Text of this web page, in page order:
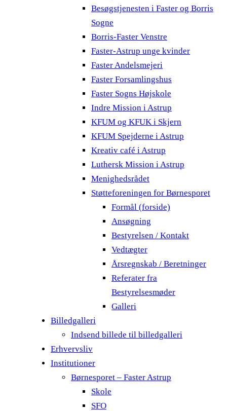
Besøgstjenesten i Faster og Borris
Sogne
Borris-Faster Venstre
Faster-Astrup unge kvinder
Faster Andelsmejeri
Faster Forsamlingshus
Faster Sogns Højskole
Indre Mission i Astrup
KFUM og KFUK i Skjern
KFUM Spejderne i Astrup
Kreativ café i Astrup
Luthersk Mission i Astrup
Menighedsrådet
Støtteforeningen for Børnesporet
Formål (forside)
Ansøgning
Bestyrelsen / Kontakt
Vedtægter
Årsregnskab / Beretninger
Referater fra
Bestyrelsesmøder
Galleri
Billedgalleri
Indsend billede til billedgalleri
Erhvervsliv
Institutioner
Børnesporet – Faster Astrup
Skole
SFO